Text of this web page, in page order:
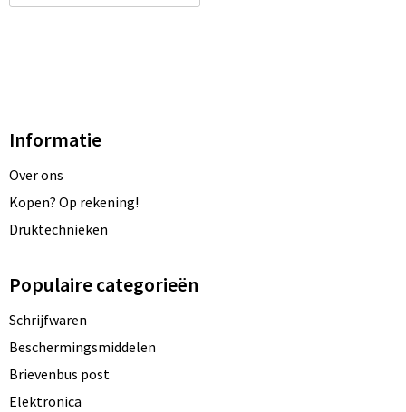
Informatie
Over ons
Kopen? Op rekening!
Druktechnieken
Populaire categorieën
Schrijfwaren
Beschermingsmiddelen
Brievenbus post
Elektronica